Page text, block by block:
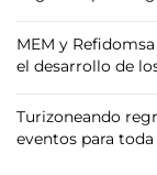
MEM y
el desarrollo de
Turizoneando
eventos para